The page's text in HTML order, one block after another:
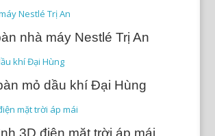
nhà máy Nestlé Trị An
mỏ dầu khí Đại Hùng